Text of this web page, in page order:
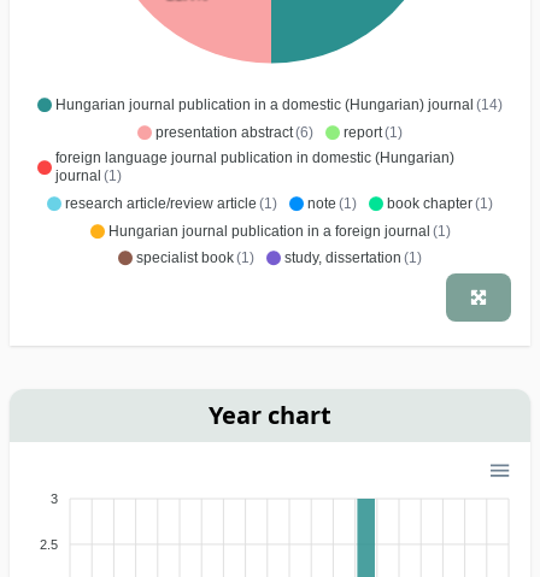
Hungarian journal publication in a domestic (Hungarian) journal (14)
presentation abstract(6) report(1)
foreign language journal publication in domestic (Hungarian)
journal (1)
research article/review article (1) note (1) book chapter(1)
Hungarian journal publication in a foreign journal (1)
specialist book(1) study, dissertation (1)
Year chart
3
2.5